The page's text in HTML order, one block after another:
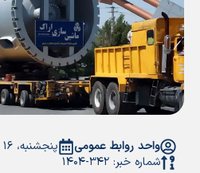
واحد روابط عمومی
پنجشنبه، ۱۶ مرداد، ۱۴۰۴
شماره خبر: ۳۴۲-۱۴۰۴